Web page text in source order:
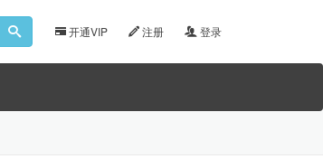
开通VIP 注册 登录